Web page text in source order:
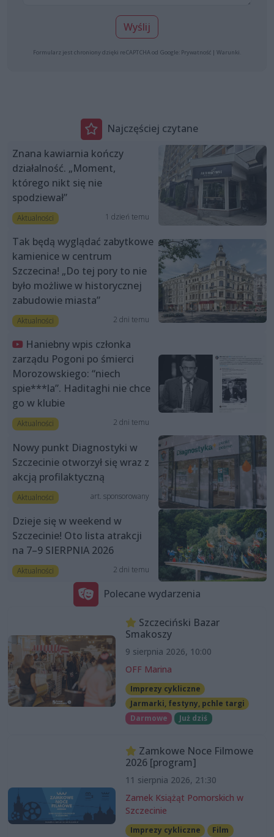
Wyślij
Formularz jest chroniony dzięki reCAPTCHA od Google: Prywatność | Warunki
Najczęściej czytane
Znana kawiarnia kończy
działalność. „Moment,
którego nikt się nie
spodziewał”
Aktualności 1 dzień temu
Tak będą wyglądać zabytkowe
kamienice w centrum
Szczecina! „Do tej pory to nie
było możliwe w historycznej
zabudowie miasta”
Aktualności 2 dni temu
Haniebny wpis członka
zarządu Pogoni po śmierci
Morozowskiego: “niech
spie***la”. Haditaghi nie chce
go w klubie
Aktualności 2 dni temu
Nowy punkt Diagnostyki w
Szczecinie otworzył się wraz z
akcją profilaktyczną
Aktualności art. sponsorowany
Dzieje się w weekend w
Szczecinie! Oto lista atrakcji
na 7–9 SIERPNIA 2026
Aktualności 2 dni temu
Polecane wydarzenia
Szczeciński Bazar
Smakoszy
9 sierpnia 2026, 10:00
OFF Marina
Imprezy cykliczne
Jarmarki, festyny, pchle targi
Darmowe
Już dziś
Zamkowe Noce Filmowe
2026 [program]
11 sierpnia 2026, 21:30
Zamek Książąt Pomorskich w
Szczecinie
Imprezy cykliczne
Film